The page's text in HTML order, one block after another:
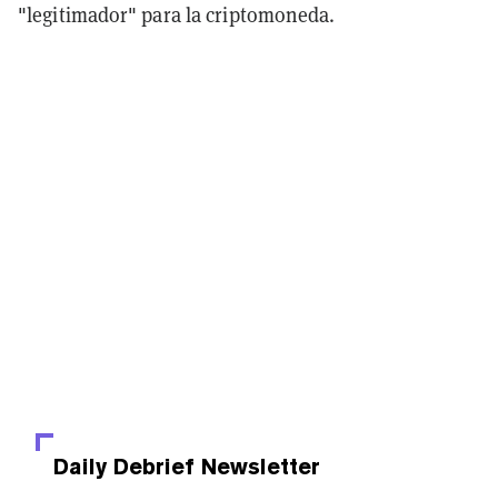
"legitimador" para la criptomoneda.
Daily Debrief Newsletter